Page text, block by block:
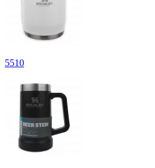
5510